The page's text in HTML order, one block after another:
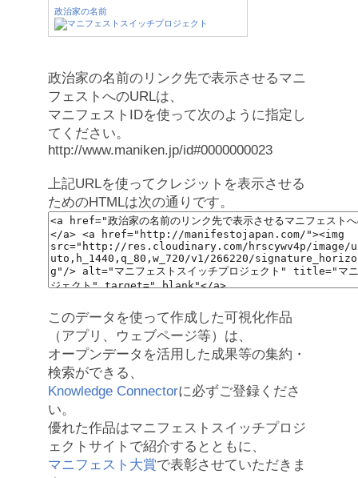
政治家の名前
政治家の名前のリンク先で表示させるマニ
フェストへのURLは、
マニフェストIDを使って次のように指定し
てください。
http://www.maniken.jp/id#0000000023
上記URLを使ってクレジットを表示させる
ためのHTMLは次の通りです。
このデータを使って作成した可視化作品
（アプリ、ウェブページ等）は、
オープンデータを活用した成果等の集約・
検索ができる、
Knowledge Connectorに必ずご登録くださ
い。
優れた作品はマニフェストスイッチプロジ
ェクトサイトで紹介するとともに、
マニフェスト大賞で表彰させていただきま